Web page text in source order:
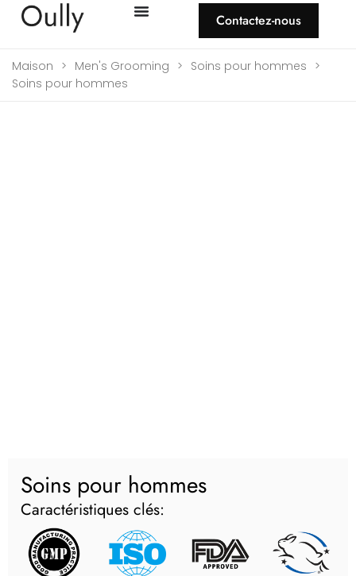
Contactez-nous
Maison > Men's Grooming > Soins pour hommes >
Soins pour hommes
Soins pour hommes
Caractéristiques clés: